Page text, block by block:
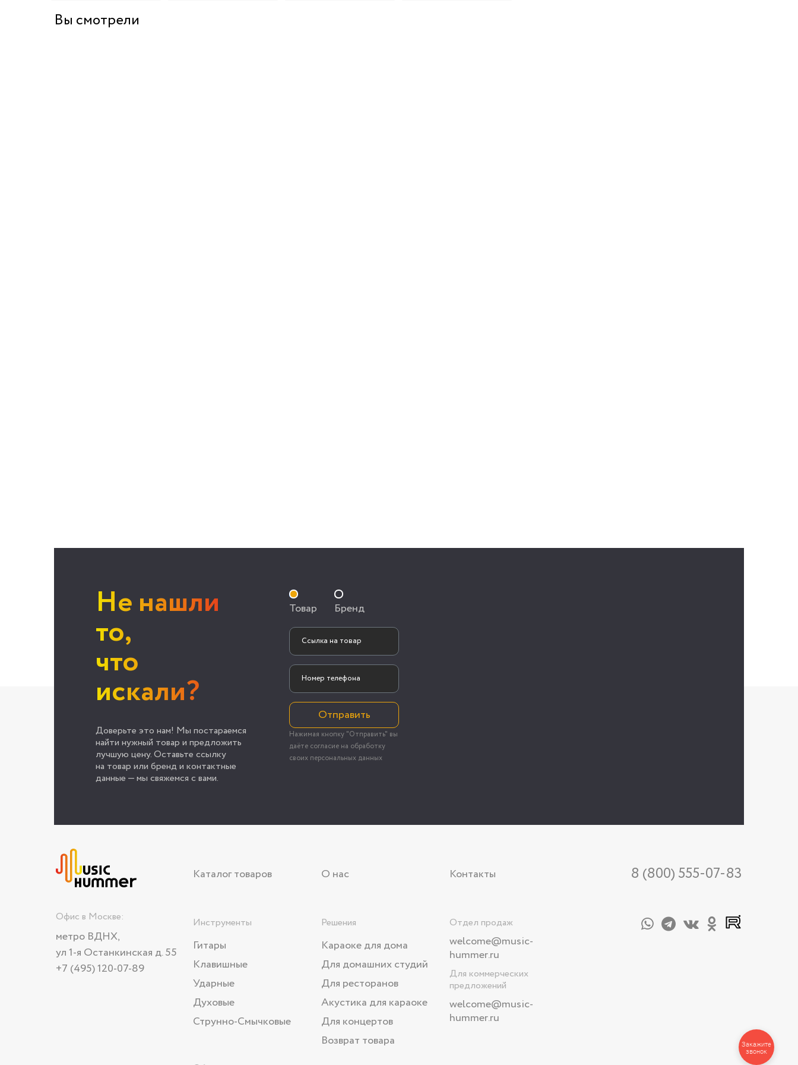
Вы смотрели
Не нашли
то,
что
искали?
Доверьте это нам! Мы постараемся
найти нужный товар и предложить
лучшую цену. Оставьте ссылку
на товар или бренд и контактные
данные — мы свяжемся с вами.
Товар Бренд
Отправить
Нажимая кнопку "Отправить" вы
даёте согласие на обработку
своих персональных данных
Каталог товаров О нас Контакты 8 (800) 555-07-83
Инструменты
Гитары
Клавишные
Ударные
Духовые
Струнно-Смычковые
Решения
Караоке для дома
Для домашних студий
Для ресторанов
Акустика для караоке
Для концертов
Возврат товара
Отдел продаж
welcome@music-
hummer.ru
Для коммерческих
предложений
welcome@music-
hummer.ru
Офис в Москве:
метро ВДНХ,
ул 1-я Останкинская д. 55
+7 (495) 120-07-89
Закажите